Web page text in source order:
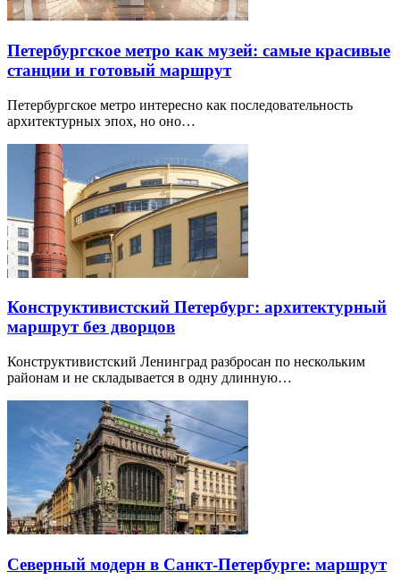
Петербургское метро как музей: самые красивые
станции и готовый маршрут
Петербургское метро интересно как последовательность
архитектурных эпох, но оно…
Конструктивистский Петербург: архитектурный
маршрут без дворцов
Конструктивистский Ленинград разбросан по нескольким
районам и не складывается в одну длинную…
Северный модерн в Санкт-Петербурге: маршрут